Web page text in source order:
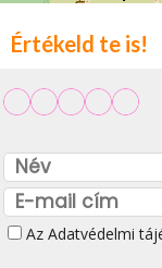
Értékeld te is!
Az Adatvédelmi